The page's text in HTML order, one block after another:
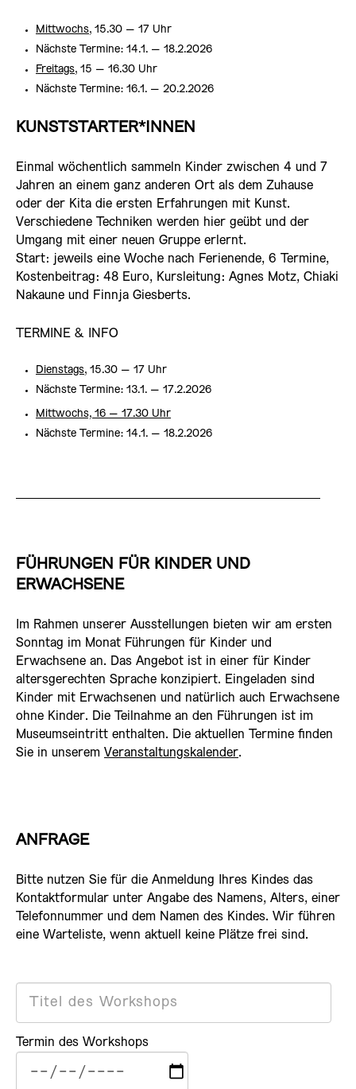
Mittwochs, 15.30 – 17 Uhr
Nächste Termine: 14.1. – 18.2.2026
Freitags, 15 – 16.30 Uhr
Nächste Termine: 16.1. – 20.2.2026
KUNSTSTARTER*INNEN
Einmal wöchentlich sammeln Kinder zwischen 4 und 7
Jahren an einem ganz anderen Ort als dem Zuhause
oder der Kita die ersten Erfahrungen mit Kunst.
Verschiedene Techniken werden hier geübt und der
Umgang mit einer neuen Gruppe erlernt.
Start: jeweils eine Woche nach Ferienende, 6 Termine,
Kostenbeitrag: 48 Euro, Kursleitung: Agnes Motz, Chiaki
Nakaune und Finnja Giesberts.
TERMINE & INFO
Dienstags, 15.30 – 17 Uhr
Nächste Termine: 13.1. – 17.2.2026
Mittwochs, 16 – 17.30 Uhr
Nächste Termine: 14.1. – 18.2.2026
FÜHRUNGEN FÜR KINDER UND
ERWACHSENE
Im Rahmen unserer Ausstellungen bieten wir am ersten
Sonntag im Monat Führungen für Kinder und
Erwachsene an. Das Angebot ist in einer für Kinder
altersgerechten Sprache konzipiert. Eingeladen sind
Kinder mit Erwachsenen und natürlich auch Erwachsene
ohne Kinder. Die Teilnahme an den Führungen ist im
Museumseintritt enthalten. Die aktuellen Termine finden
Sie in unserem Veranstaltungskalender.
ANFRAGE
Bitte nutzen Sie für die Anmeldung Ihres Kindes das
Kontaktformular unter Angabe des Namens, Alters, einer
Telefonnummer und dem Namen des Kindes. Wir führen
eine Warteliste, wenn aktuell keine Plätze frei sind.
Termin des Workshops